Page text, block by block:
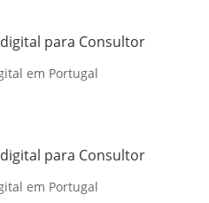
para Consultor
em Portugal
para Consultor
em Portugal